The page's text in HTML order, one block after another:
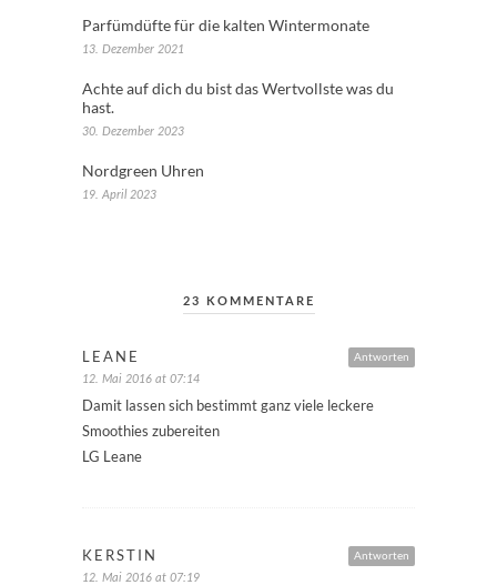
Parfümdüfte für die kalten Wintermonate
13. Dezember 2021
Achte auf dich du bist das Wertvollste was du
hast.
30. Dezember 2023
Nordgreen Uhren
19. April 2023
23 KOMMENTARE
Antworten
LEANE
12. Mai 2016 at 07:14
Damit lassen sich bestimmt ganz viele leckere
Smoothies zubereiten
LG Leane
Antworten
KERSTIN
12. Mai 2016 at 07:19